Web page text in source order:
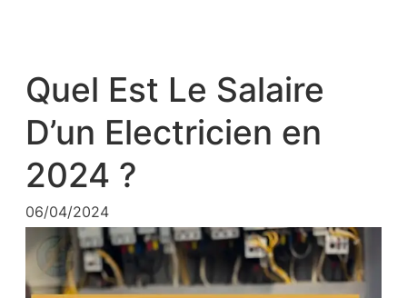
Quel Est Le Salaire
D’un Electricien en
2024 ?
06/04/2024